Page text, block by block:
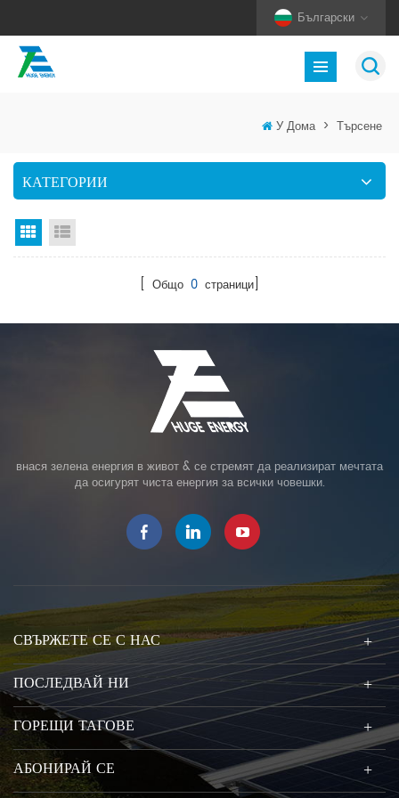
Български
У Дома > Търсене
КАТЕГОРИИ
Изглед на мрежата
[ Общо 0 страници]
внася зелена енергия в живот & се стремят да реализират мечтата
да осигурят чиста енергия за всички човешки.
СВЪРЖЕТЕ СЕ С НАС
ПОСЛЕДВАЙ НИ
ГОРЕЩИ ТАГОВЕ
АБОНИРАЙ СЕ